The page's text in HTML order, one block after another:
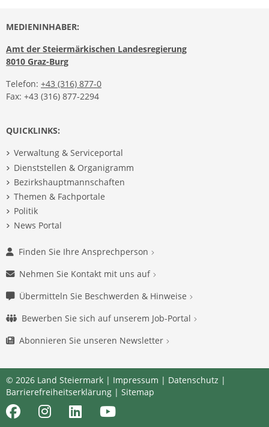
MEDIENINHABER:
Amt der Steiermärkischen Landesregierung
8010 Graz-Burg
Telefon: +43 (316) 877-0
Fax: +43 (316) 877-2294
QUICKLINKS:
Verwaltung & Serviceportal
Dienststellen & Organigramm
Bezirkshauptmannschaften
Themen & Fachportale
Politik
News Portal
Finden Sie Ihre Ansprechperson
Nehmen Sie Kontakt mit uns auf
Übermitteln Sie Beschwerden & Hinweise
Bewerben Sie sich auf unserem Job-Portal
Abonnieren Sie unseren Newsletter
© 2026 Land Steiermark | Impressum | Datenschutz |
Barrierefreiheitserklärung | Sitemap
FacebookInstagramLinkedInYoutube